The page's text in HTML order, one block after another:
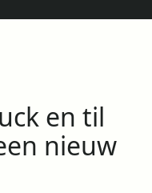
en til
nieuw